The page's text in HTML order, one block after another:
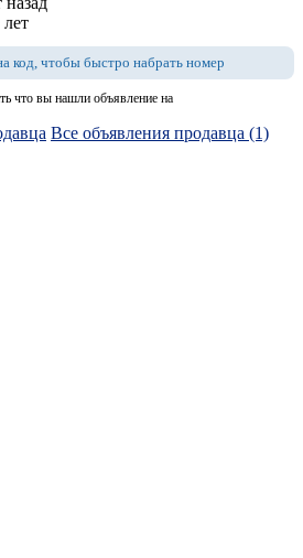
код, чтобы быстро набрать номер
что вы нашли объявление на
Все объявления продавца (1)